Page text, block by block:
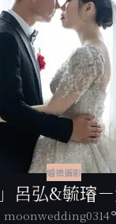
婚禮攝影
」呂弘&毓𤩷
moonwedding0314